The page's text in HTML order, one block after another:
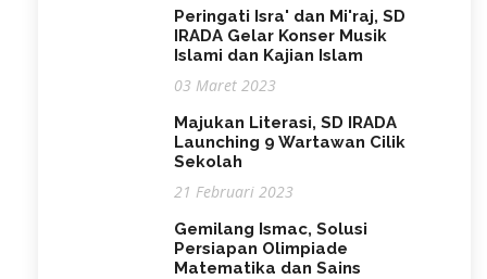
Peringati Isra' dan Mi'raj, SD
IRADA Gelar Konser Musik
Islami dan Kajian Islam
03 Maret 2023
Majukan Literasi, SD IRADA
Launching 9 Wartawan Cilik
Sekolah
21 Februari 2023
Gemilang Ismac, Solusi
Persiapan Olimpiade
Matematika dan Sains